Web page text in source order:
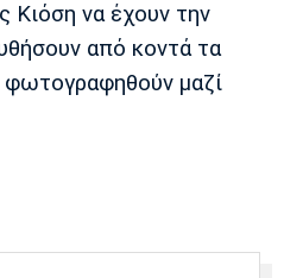
Κιόση να έχουν την
από κοντά τα
φωτογραφηθούν μαζί